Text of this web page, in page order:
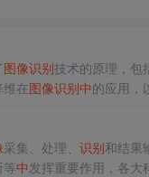
图像识别技术的原理，包
在图像识别中的应用，
采集、处理、 识别和结果
等中发挥重要作用，各大